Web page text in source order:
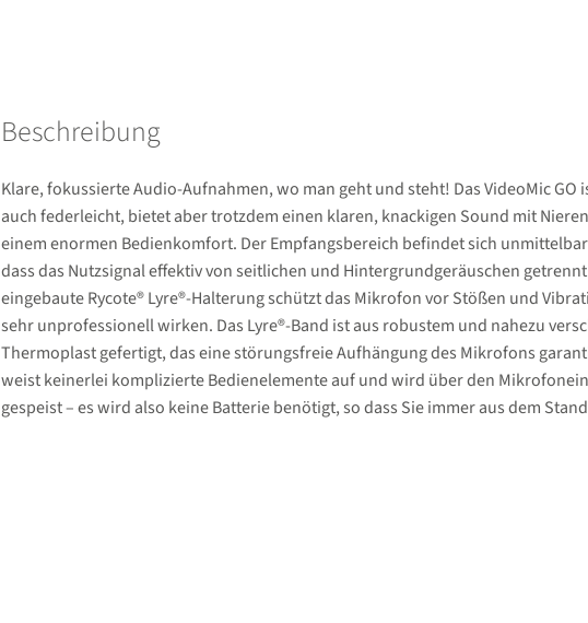
Beschreibung
Klare, fokussierte Audio-Aufnahmen, wo man geht und steht! Das VideoMic GO
auch federleicht, bietet aber trotzdem einen klaren, knackigen Sound mit
einem enormen Bedienkomfort. Der Empfangsbereich befindet sich
dass das Nutzsignal effektiv von seitlichen und Hintergrundgeräuschen
eingebaute Rycote® Lyre®-Halterung schützt das Mikrofon vor Stößen und
sehr unprofessionell wirken. Das Lyre®-Band ist aus robustem und nahezu
Thermoplast gefertigt, das eine störungsfreie Aufhängung des Mikrofons
weist keinerlei komplizierte Bedienelemente auf und wird über den
gespeist – es wird also keine Batterie benötigt, so dass Sie immer aus dem